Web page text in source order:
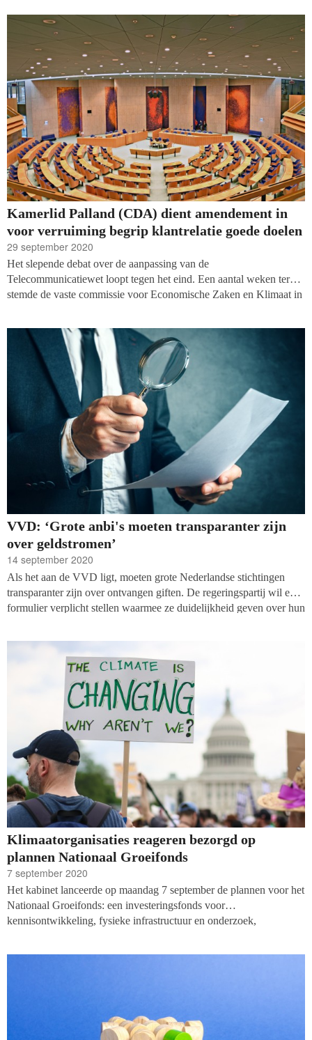
onder voorbehoudopnieuw ingepland voor week 47(dinsdag 17,
woensdag 18 of donderdag 19 november).
Kamerlid Palland (CDA) dient amendement in
voor verruiming begrip klantrelatie goede doelen
29 september 2020
Het slepende debat over de aanpassing van de
Telecommunicatiewet loopt tegen het eind. Een aantal weken terug
stemde de vaste commissie voor Economische Zaken en Klimaat in
sessie heeft Tweede Kamerlid Hilde Palland (CDA) een
amendement ingediend voor de verruiming van het begrip
klantrelatie voor goede doelen. Het amendement erkent het
maatschappelijk belang van het werk van goede doelen en echoot
het standpunt dat brancheorganisatie Goede Doelen Nederland al
geruime tijd bepleit.
VVD: ‘Grote anbi's moeten transparanter zijn
over geldstromen’
14 september 2020
Als het aan de VVD ligt, moeten grote Nederlandse stichtingen
transparanter zijn over ontvangen giften. De regeringspartij wil een
formulier verplicht stellen waarmee ze duidelijkheid geven over hun
onvrije landen tegen te gaan, schrijft Taxlive.
Klimaatorganisaties reageren bezorgd op
plannen Nationaal Groeifonds
7 september 2020
Het kabinet lanceerde op maandag 7 september de plannen voor het
Nationaal Groeifonds: een investeringsfonds voor
kennisontwikkeling, fysieke infrastructuur en onderzoek,